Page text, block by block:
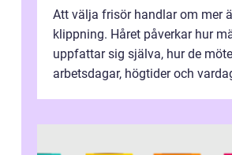
Att välja frisör handlar om mer
klippning. Håret påverkar hur
uppfattar sig själva, hur de
arbetsdagar, högtider och